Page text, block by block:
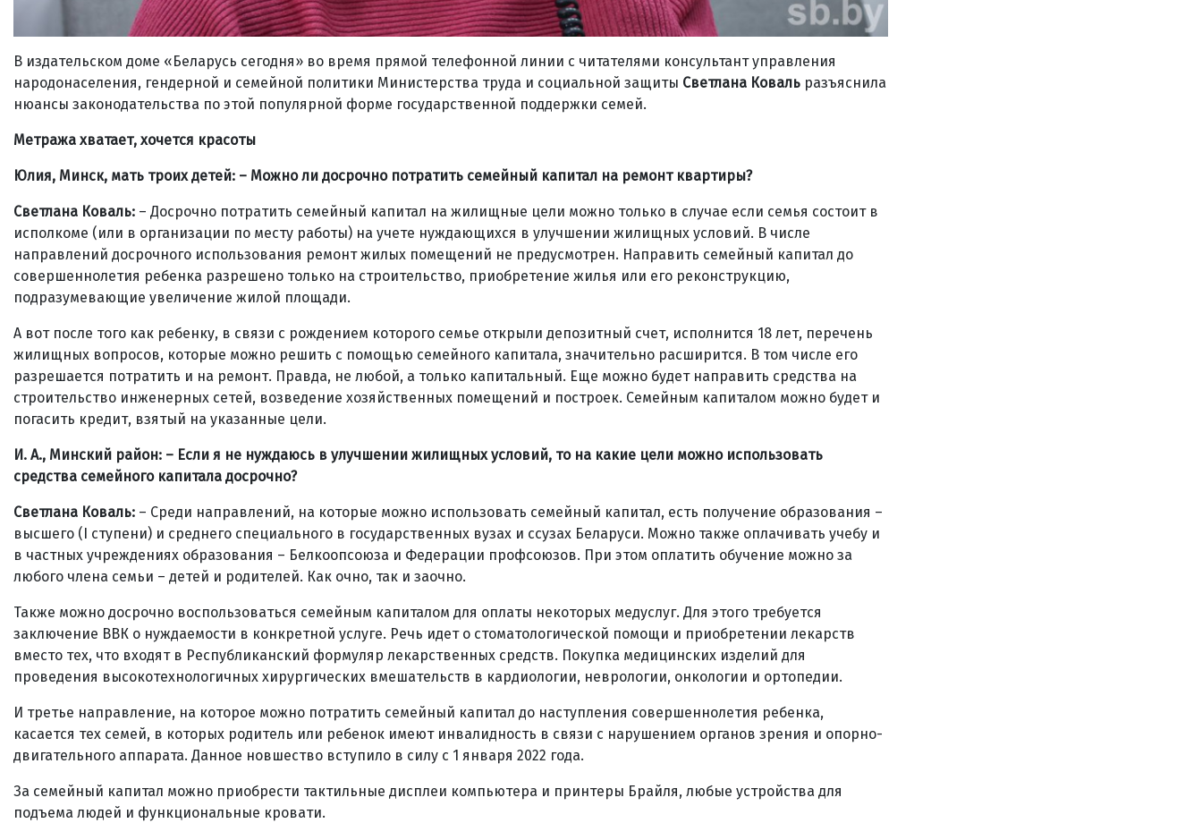
В издательском доме «Беларусь сегодня» во время прямой телефонной линии с читателями консультант управления
народонаселения, гендерной и семейной политики Министерства труда и социальной защиты Светлана Коваль разъяснила
нюансы законодательства по этой популярной форме государственной поддержки семей.
Метража хватает, хочется красоты
Юлия, Минск, мать троих детей: – Можно ли досрочно потратить семейный капитал на ремонт квартиры?
Светлана Коваль: – Досрочно потратить семейный капитал на жилищные цели можно только в случае если семья состоит в
исполкоме (или в организации по месту работы) на учете нуждающихся в улучшении жилищных условий. В числе
направлений досрочного использования ремонт жилых помещений не предусмотрен. Направить семейный капитал до
совершеннолетия ребенка разрешено только на строительство, приобретение жилья или его реконструкцию,
подразумевающие увеличение жилой площади.
А вот после того как ребенку, в связи с рождением которого семье открыли депозитный счет, исполнится 18 лет, перечень
жилищных вопросов, которые можно решить с помощью семейного капитала, значительно расширится. В том числе его
разрешается потратить и на ремонт. Правда, не любой, а только капитальный. Еще можно будет направить средства на
строительство инженерных сетей, возведение хозяйственных помещений и построек. Семейным капиталом можно будет и
погасить кредит, взятый на указанные цели.
И. А., Минский район: – Если я не нуждаюсь в улучшении жилищных условий, то на какие цели можно использовать
средства семейного капитала досрочно?
Светлана Коваль: – Среди направлений, на которые можно использовать семейный капитал, есть получение образования –
высшего (I ступени) и среднего специального в государственных вузах и ссузах Беларуси. Можно также оплачивать учебу и
в частных учреждениях образования – Белкоопсоюза и Федерации профсоюзов. При этом оплатить обучение можно за
любого члена семьи – детей и родителей. Как очно, так и заочно.
Также можно досрочно воспользоваться семейным капиталом для оплаты некоторых медуслуг. Для этого требуется
заключение ВВК о нуждаемости в конкретной услуге. Речь идет о стоматологической помощи и приобретении лекарств
вместо тех, что входят в Республиканский формуляр лекарственных средств. Покупка медицинских изделий для
проведения высокотехнологичных хирургических вмешательств в кардиологии, неврологии, онкологии и ортопедии.
И третье направление, на которое можно потратить семейный капитал до наступления совершеннолетия ребенка,
касается тех семей, в которых родитель или ребенок имеют инвалидность в связи с нарушением органов зрения и опорно-
двигательного аппарата. Данное новшество вступило в силу с 1 января 2022 года.
За семейный капитал можно приобрести тактильные дисплеи компьютера и принтеры Брайля, любые устройства для
подъема людей и функциональные кровати.